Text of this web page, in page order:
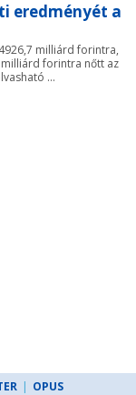
eredményét a
milliárd forintra,
milliárd forintra nőtt az
...
| OPUS